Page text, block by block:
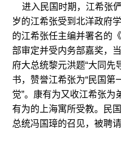
进入民国时期，江希张
岁的江希张受到北洋政府
的江希张任主编并署名的
部审定并受内务部嘉奖，
府大总统黎元洪题“大同先
书，赞誉江希张为“民国第
觉”。康有为又收江希张
有为的上海寓所受教。民
总统冯国璋的召见，被聘